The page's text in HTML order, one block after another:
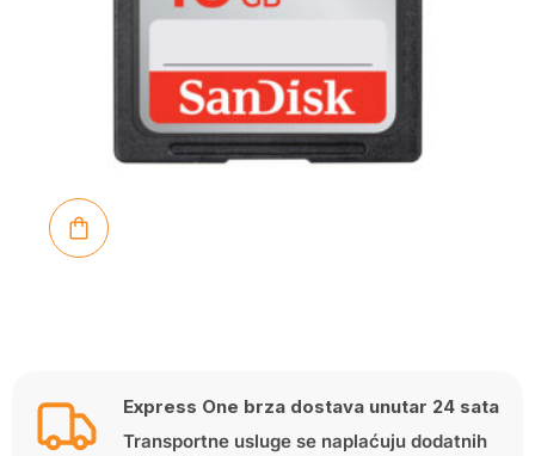
Express One brza dostava unutar 24 sata
Transportne usluge se naplaćuju dodatnih